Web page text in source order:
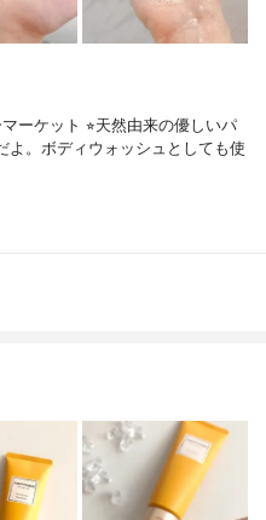
ーケット ⭐︎天然由来の優しいパ
よ。ボディウォッシュとしても使